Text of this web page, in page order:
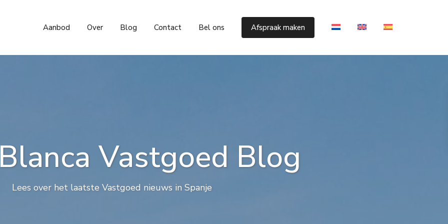
Aanbod Over Blog Contact Bel ons Afspraak maken
Vastgoed Blog
Lees over het laatste Vastgoed nieuws in Spanje